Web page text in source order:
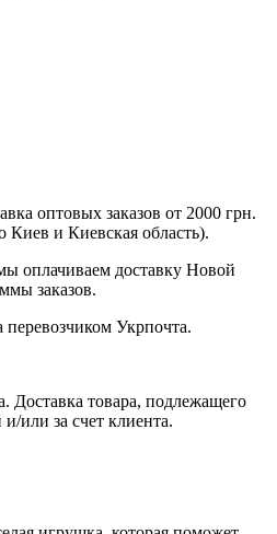
оптовых заказов от 2000 грн.
Киев и Киевская область).
оплачиваем доставку Новой
заказов.
Укрпочта.
товара, подлежащего
или за счет клиента.